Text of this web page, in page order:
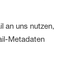
an uns nutzen,
Metadaten